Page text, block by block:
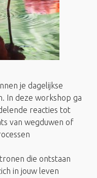
je dagelijkse
In deze workshop ga
reacties tot
van wegduwen of
die ontstaan
in jouw leven